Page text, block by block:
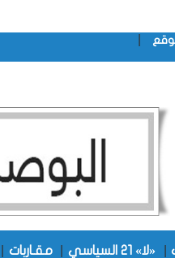
«لا» 21 السياسي مقـاربات